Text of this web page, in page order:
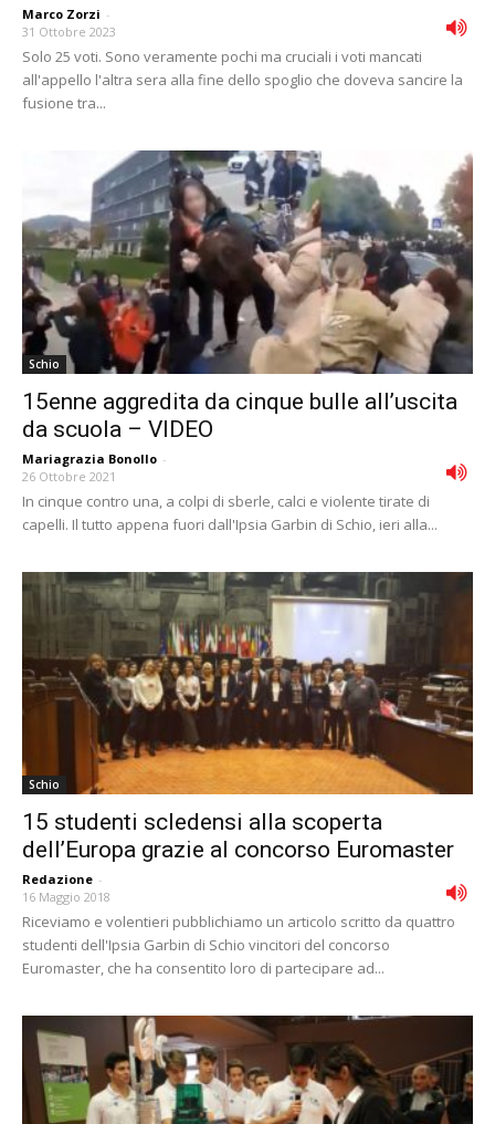
Marco Zorzi -
31 Ottobre 2023
Solo 25 voti. Sono veramente pochi ma cruciali i voti mancati
all'appello l'altra sera alla fine dello spoglio che doveva sancire la
fusione tra...
Schio
15enne aggredita da cinque bulle all’uscita
da scuola – VIDEO
Mariagrazia Bonollo -
26 Ottobre 2021
In cinque contro una, a colpi di sberle, calci e violente tirate di
capelli. Il tutto appena fuori dall'Ipsia Garbin di Schio, ieri alla...
Schio
15 studenti scledensi alla scoperta
dell’Europa grazie al concorso Euromaster
Redazione -
16 Maggio 2018
Riceviamo e volentieri pubblichiamo un articolo scritto da quattro
studenti dell'Ipsia Garbin di Schio vincitori del concorso
Euromaster, che ha consentito loro di partecipare ad...